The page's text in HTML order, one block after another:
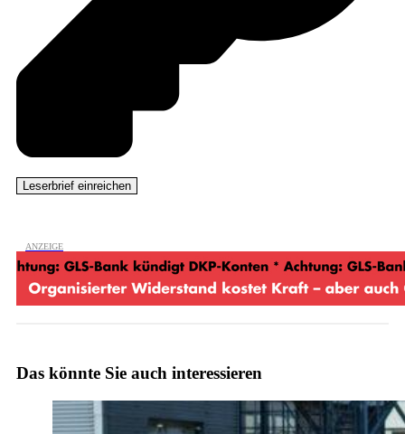
Das könnte Sie auch interessieren